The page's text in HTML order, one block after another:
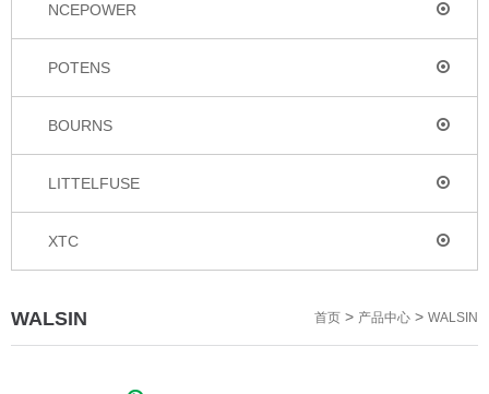
NCEPOWER
POTENS
BOURNS
LITTELFUSE
XTC
WALSIN 首页 > 产品中心 > WALSIN